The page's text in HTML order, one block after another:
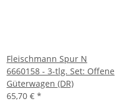
Fleischmann Spur N
6660158 - 3-tlg. Set: Offene
Güterwagen (DR)
65,70 € *